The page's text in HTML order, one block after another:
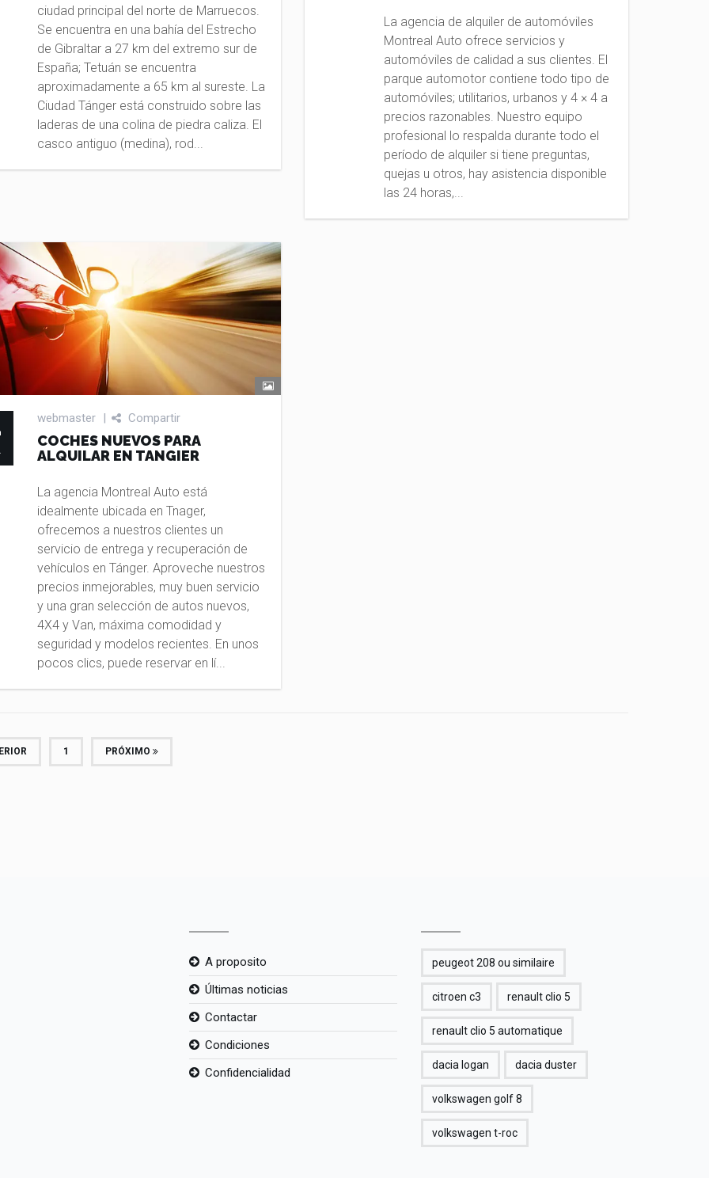
ciudad principal del norte de Marruecos.
Se encuentra en una bahía del Estrecho
de Gibraltar a 27 km del extremo sur de
España; Tetuán se encuentra
aproximadamente a 65 km al sureste. La
Ciudad Tánger está construido sobre las
laderas de una colina de piedra caliza. El
casco antiguo (medina), rod...
La agencia de alquiler de automóviles
Montreal Auto ofrece servicios y
automóviles de calidad a sus clientes. El
parque automotor contiene todo tipo de
automóviles; utilitarios, urbanos y 4 × 4 a
precios razonables. Nuestro equipo
profesional lo respalda durante todo el
período de alquiler si tiene preguntas,
quejas u otros, hay asistencia disponible
las 24 horas,...
webmaster | Compartir
COCHES NUEVOS PARA
ALQUILAR EN TANGIER
La agencia Montreal Auto está
idealmente ubicada en Tnager,
ofrecemos a nuestros clientes un
servicio de entrega y recuperación de
vehículos en Tánger. Aproveche nuestros
precios inmejorables, muy buen servicio
y una gran selección de autos nuevos,
4X4 y Van, máxima comodidad y
seguridad y modelos recientes. En unos
pocos clics, puede reservar en lí...
1 PRÓXIMO
A proposito
Últimas noticias
Contactar
Condiciones
Confidencialidad
peugeot 208 ou similaire
citroen c3 renault clio 5
renault clio 5 automatique
dacia logan dacia duster
volkswagen golf 8
volkswagen t-roc